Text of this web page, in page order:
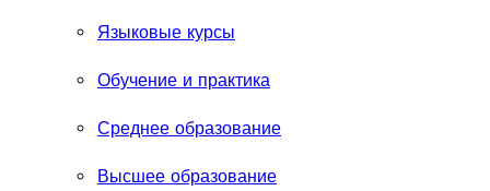
Языковые курсы
Обучение и практика
Среднее образование
Высшее образование